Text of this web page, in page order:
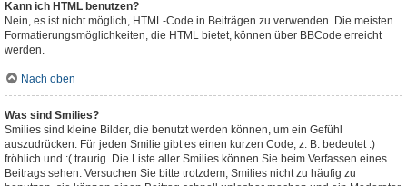
Kann ich HTML benutzen?
Nein, es ist nicht möglich, HTML-Code in Beiträgen zu verwenden. Die meisten
Formatierungsmöglichkeiten, die HTML bietet, können über BBCode erreicht
werden.
Nach oben
Was sind Smilies?
Smilies sind kleine Bilder, die benutzt werden können, um ein Gefühl
auszudrücken. Für jeden Smilie gibt es einen kurzen Code, z. B. bedeutet :)
fröhlich und :( traurig. Die Liste aller Smilies können Sie beim Verfassen eines
Beitrags sehen. Versuchen Sie bitte trotzdem, Smilies nicht zu häufig zu